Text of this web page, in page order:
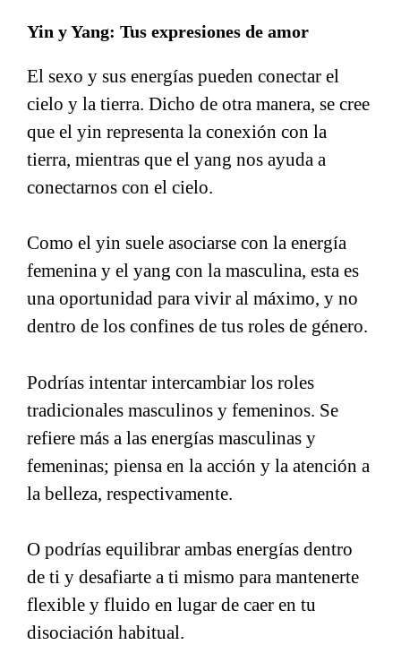
Yin y Yang: Tus expresiones de amor
El sexo y sus energías pueden conectar el
cielo y la tierra. Dicho de otra manera, se cree
que el yin representa la conexión con la
tierra, mientras que el yang nos ayuda a
conectarnos con el cielo.
Como el yin suele asociarse con la energía
femenina y el yang con la masculina, esta es
una oportunidad para vivir al máximo, y no
dentro de los confines de tus roles de género.
Podrías intentar intercambiar los roles
tradicionales masculinos y femeninos. Se
refiere más a las energías masculinas y
femeninas; piensa en la acción y la atención a
la belleza, respectivamente.
O podrías equilibrar ambas energías dentro
de ti y desafiarte a ti mismo para mantenerte
flexible y fluido en lugar de caer en tu
disociación habitual.